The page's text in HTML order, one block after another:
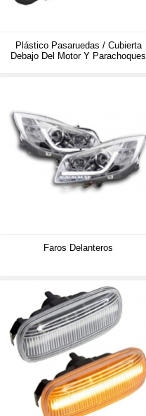
Plástico Pasaruedas / Cubierta
Debajo Del Motor Y Parachoques
Faros Delanteros